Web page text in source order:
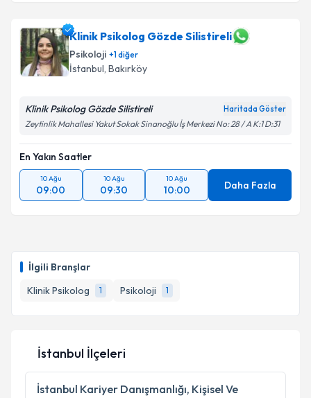
İlgili Branşlar
Klinik Psikolog
1 Psikoloji 1
Klinik Psikolog Gözde Silistireli
Psikoloji +1diğer
İstanbul, Bakırköy
Klinik Psikolog Gözde Silistireli Haritada Göster
Zeytinlik Mahallesi Yakut Sokak Sinanoğlu İş Merkezi No: 28 / A K:1 D:31
En Yakın Saatler
10 Ağu
09:00
10 Ağu
09:30
10 Ağu
10:00 Daha Fazla
İstanbul İlçeleri
İstanbul Kariyer Danışmanlığı, Kişisel Ve